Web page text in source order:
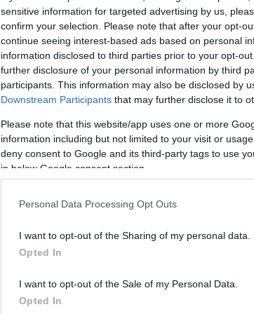
sensitive information for targeted advertising by us,
confirm your selection. Please note that after your opt-
continue seeing interest-based ads based on personal
information disclosed to third parties prior to your opt-
further disclosure of your personal information by third
participants. This information may also be disclosed by
Downstream Participants that may further disclose it to
Please note that this website/app uses one or more
information including but not limited to your visit or
deny consent to Google and its third-party tags to use
in below Google consent section.
Personal Data Processing Opt Outs
I want to opt-out of the Sharing of my personal data.
Opted In
I want to opt-out of the Sale of my Personal Data.
Opted In
ΔΙΑΦΗΜΙΣΗ